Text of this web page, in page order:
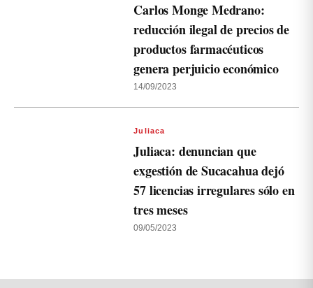
Carlos Monge Medrano:
reducción ilegal de precios de
productos farmacéuticos
genera perjuicio económico
14/09/2023
Juliaca
Juliaca: denuncian que
exgestión de Sucacahua dejó
57 licencias irregulares sólo en
tres meses
09/05/2023